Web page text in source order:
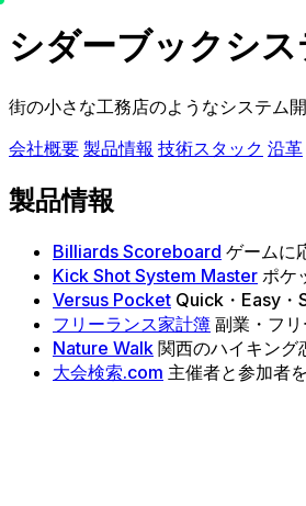
シダーブックシ
街の小さな工務店のようなシステム
会社概要 製品情報 技術スタック 沿革
製品情報
Billiards Scoreboard ゲームに
Kick Shot System Master ポケ
Versus Pocket Quick・Easy・
フリーランス家計簿 副業・フ
Nature Walk 関西のハイキング
大会検索.com 主催者と参加者